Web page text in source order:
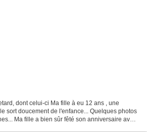
dont celui-ci Ma fille à eu 12 ans , une
sort doucement de l'enfance... Quelques photos
Ma fille a bien sûr fêté son anniversaire avec